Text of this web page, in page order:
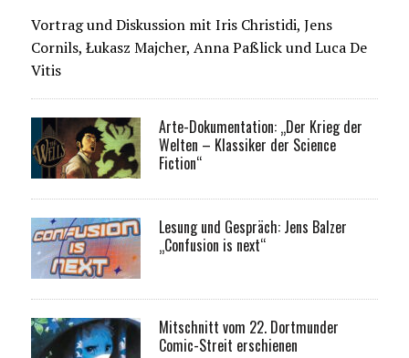
Vortrag und Diskussion mit Iris Christidi, Jens
Cornils, Łukasz Majcher, Anna Paßlick und Luca De
Vitis
Arte-Dokumentation: „Der Krieg der
Welten – Klassiker der Science
Fiction“
Lesung und Gespräch: Jens Balzer
„Confusion is next“
Mitschnitt vom 22. Dortmunder
Comic-Streit erschienen